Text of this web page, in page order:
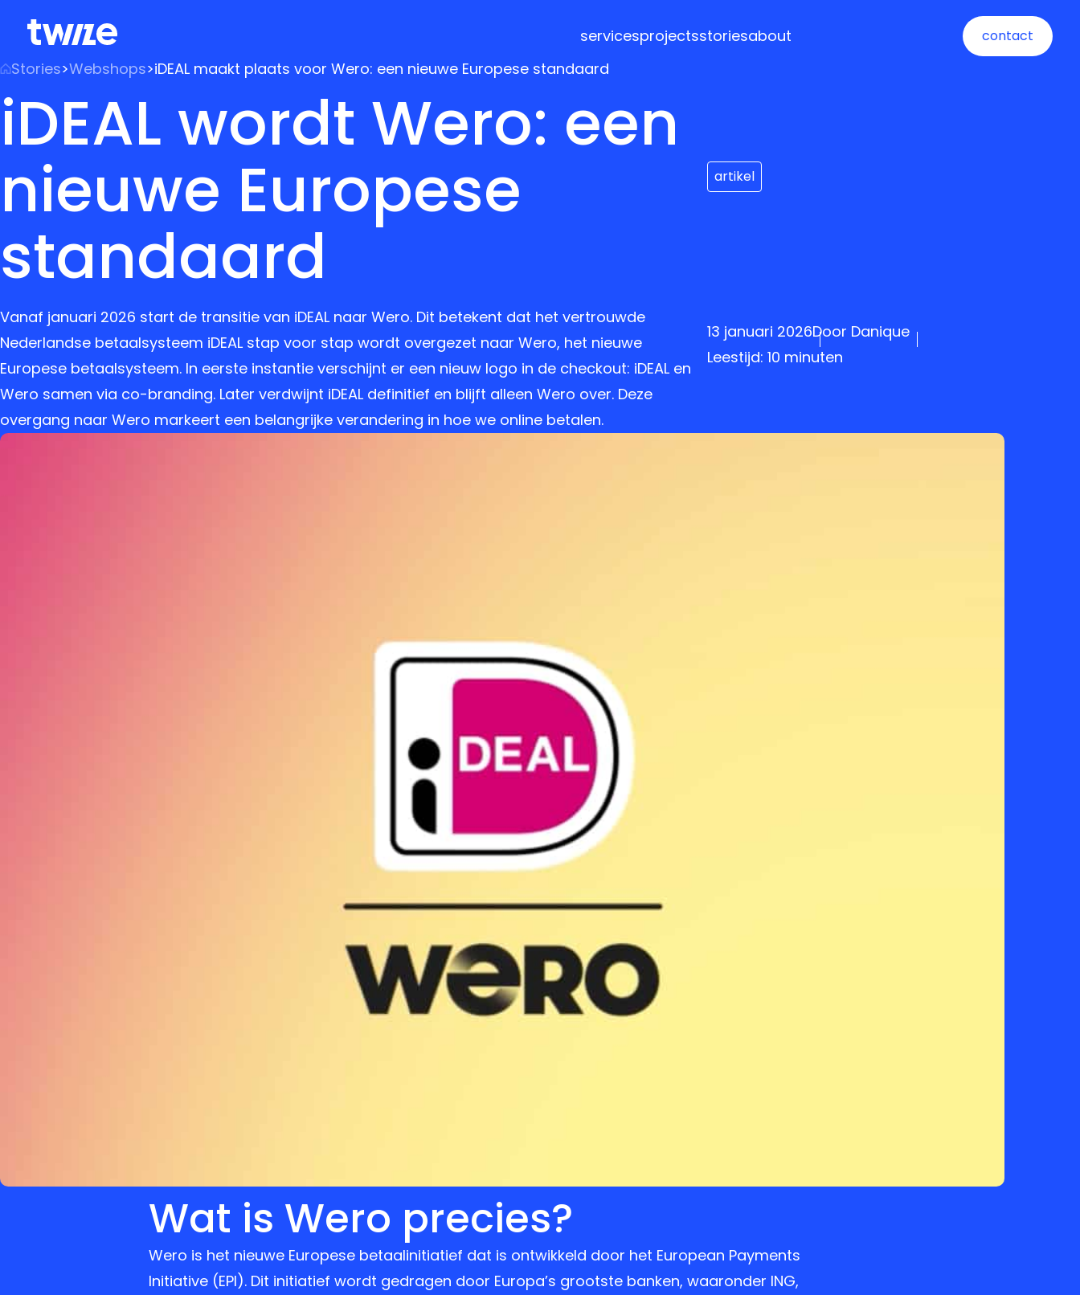
servicesprojectsstoriesabout contact
Stories>Webshops>iDEAL maakt plaats voor Wero: een nieuwe Europese standaard
iDEAL wordt Wero: een
nieuwe Europese
standaard
Vanaf januari 2026 start de transitie van iDEAL naar Wero. Dit betekent dat het vertrouwde
Nederlandse betaalsysteem iDEAL stap voor stap wordt overgezet naar Wero, het nieuwe
Europese betaalsysteem. In eerste instantie verschijnt er een nieuw logo in de checkout: iDEAL en
Wero samen via co-branding. Later verdwijnt iDEAL definitief en blijft alleen Wero over. Deze
overgang naar Wero markeert een belangrijke verandering in hoe we online betalen.
artikel
13 januari 2026Door Danique
Leestijd: 10 minuten
Wat is Wero precies?
Wero is het nieuwe Europese betaalinitiatief dat is ontwikkeld door het European Payments
Initiative (EPI). Dit initiatief wordt gedragen door Europa’s grootste banken, waaronder ING,